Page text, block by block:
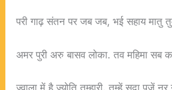
परी गाढ़ संतन पर जब जब, भई सहाय मातु
अमर पुरी अरु बासव लोका. तव महिमा सब
ज्वाला में है ज्योति तुम्हारी. तुम्हें सदा पूजें नर